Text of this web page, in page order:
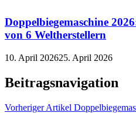
Doppelbiegemaschine
von 6 Weltherstellern
10. April 202625. April 2026
Beitragsnavigation
Vorheriger Artikel